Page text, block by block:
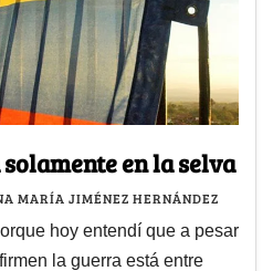
en la selva
MARÍA JIMÉNEZ HERNÁNDEZ
hoy entendí que a pesar
la guerra está entre